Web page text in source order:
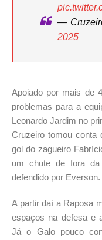
—
2025
Apoiado por mais de
problemas para a
Leonardo Jardim no
Cruzeiro tomou conta
gol do zagueiro
um chute de fora
defendido por Everson.
A partir daí a Raposa
espaços na defesa e
Já o Galo pouco